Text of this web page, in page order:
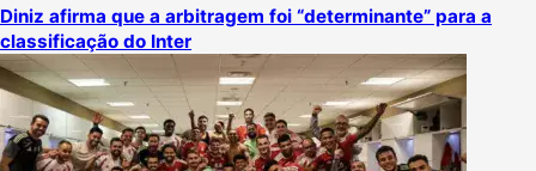
Diniz afirma que a arbitragem foi “determinante” para a
classificação do Inter